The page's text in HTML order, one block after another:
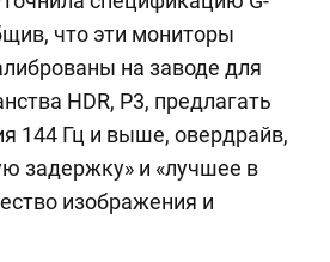
что эти мониторы
на заводе для
HDR, P3, предлагать
144 Гц и выше, овердрайв,
задержку» и «лучшее в
изображения и